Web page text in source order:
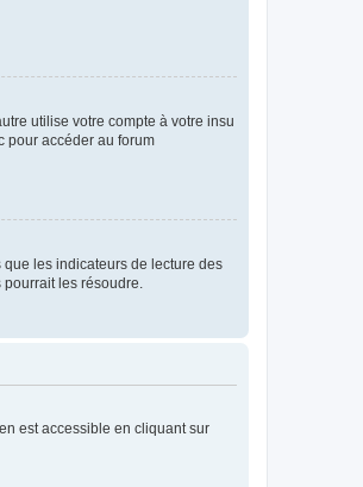
utilise votre compte à votre insu
pour accéder au forum
les indicateurs de lecture des
les résoudre.
est accessible en cliquant sur